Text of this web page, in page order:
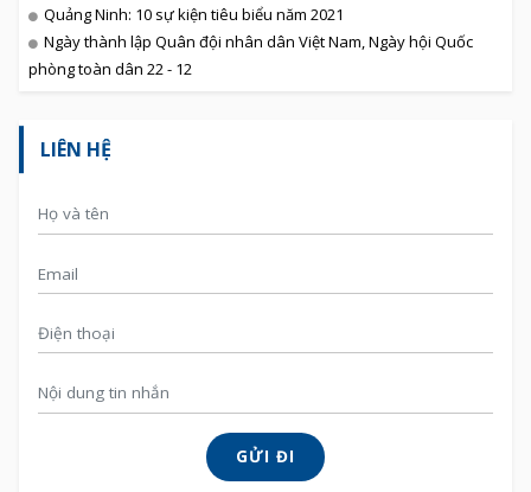
Quảng Ninh: 10 sự kiện tiêu biểu năm 2021
Ngày thành lập Quân đội nhân dân Việt Nam, Ngày hội Quốc
phòng toàn dân 22 - 12
LIÊN HỆ
GỬI ĐI